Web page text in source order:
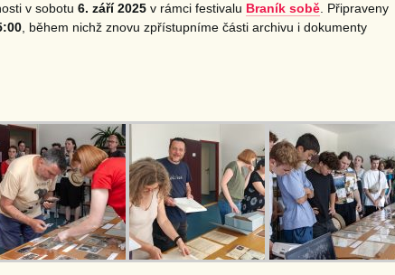
v sobotu 6. září 2025v rámci festivalu Braník sobě. Připraveny
, během nichž znovu zpřístupníme části archivu i dokumenty